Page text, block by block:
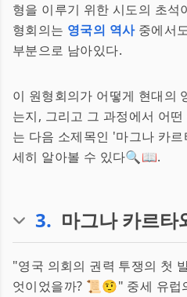
형을 이루기 위한 시도의 초
형회의는 영국의 역사중에서
부분으로 남아있다.
이 원형회의가 어떻게 현대의
는지, 그리고 그 과정에서 어
는 다음 소제목인 '마그나 카
세히 알아볼 수 있다🔍📖.
3. 마그나 카르타
"영국 의회의 권력 투쟁의 첫
엇이었을까? 📜🤨" 중세 유럽